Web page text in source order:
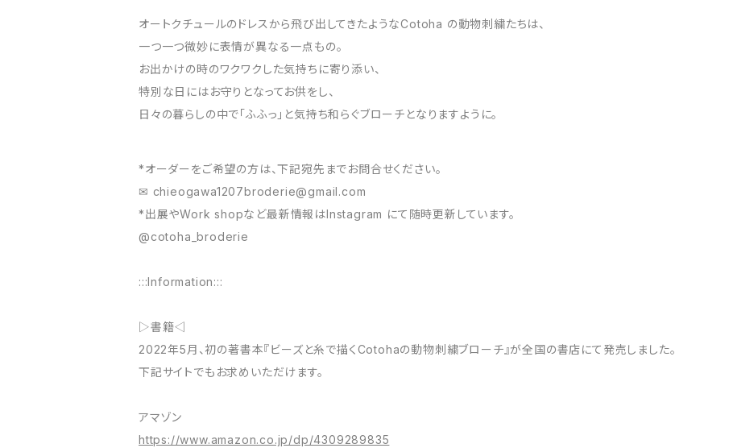
オートクチュールのドレスから飛び出してきたようなCotoha の動物刺繍たちは、
一つ一つ微妙に表情が異なる一点もの。
お出かけの時のワクワクした気持ちに寄り添い、
特別な日にはお守りとなってお供をし、
日々の暮らしの中で「ふふっ」と気持ち和らぐブローチとなりますように。
*オーダーをご希望の方は、下記宛先までお問合せください。
✉︎ chieogawa1207broderie@gmail.com
*出展やWork shopなど最新情報はInstagram にて随時更新しています。
@cotoha_broderie
:::Information:::
▷書籍◁
2022年5月、初の著書本『ビーズと糸で描くCotohaの動物刺繍ブローチ』が全国の書店にて発売しました。
下記サイトでもお求めいただけます。
アマゾン
https://www.amazon.co.jp/dp/4309289835